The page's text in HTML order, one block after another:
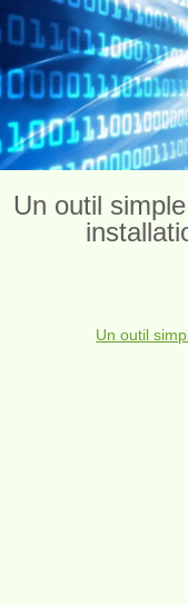
Un outil
Un outil